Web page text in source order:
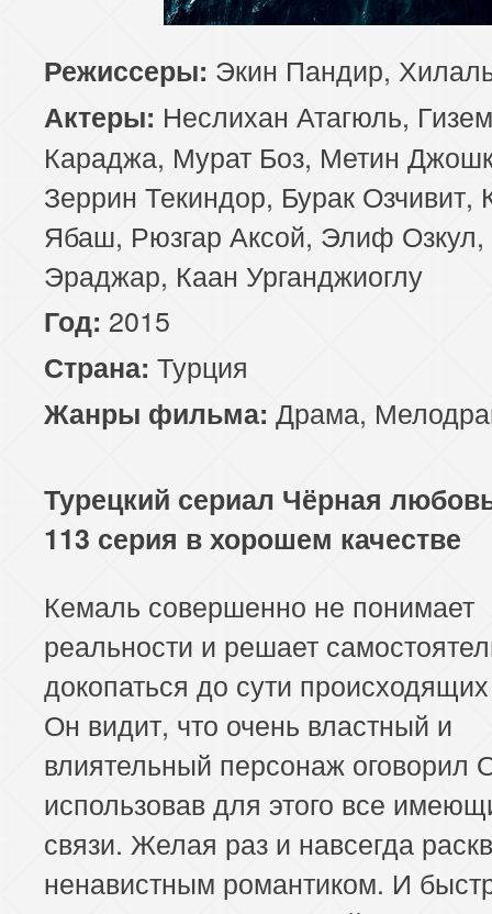
86 серия
87 серия
91 серия
93 серия
94 серия
95 серия
97 серия
98 серия 99 серия
101 серия
102 серия 103 серия
105 серия
109 серия
110 серия
113 серия
114 серия
Режиссеры: Экин Пандир,
Актеры: Неслихан Атагюль, Гизем
Караджа, Мурат Боз, Метин
Зеррин Текиндор, Бурак Озчивит,
Ябаш, Рюзгар Аксой, Элиф Озкул,
Эраджар, Каан Урганджиоглу
Год: 2015
Страна: Турция
Жанры фильма: Драма,
Турецкий сериал Чёрная
113 серия в хорошем качестве
Кемаль совершенно не понимает
реальности и решает
докопаться до сути
Он видит, что очень властный и
влиятельный персонаж оговорил
использовав для этого все
связи. Желая раз и навсегда
ненавистным романтиком. И